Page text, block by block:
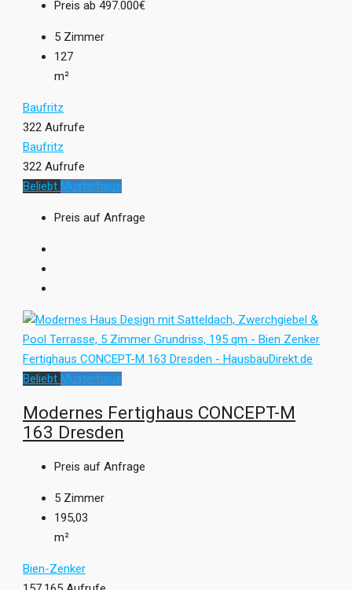
Preis ab 497.000€
5 Zimmer
127
m²
Baufritz
322 Aufrufe
Baufritz
322 Aufrufe
Beliebt Musterhaus
Preis auf Anfrage
Beliebt Musterhaus
Modernes Fertighaus CONCEPT-M
163 Dresden
Preis auf Anfrage
5 Zimmer
195,03
m²
Bien-Zenker